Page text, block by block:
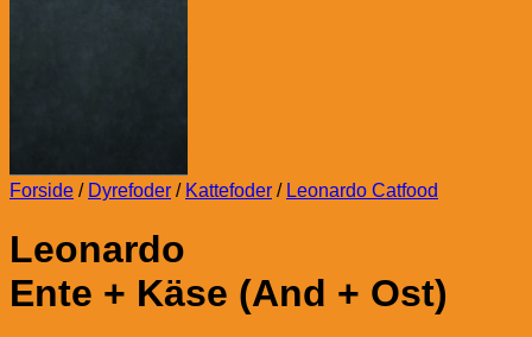
Forside / Dyrefoder / Kattefoder / Leonardo Catfood
Leonardo
Ente + Käse (And + Ost)